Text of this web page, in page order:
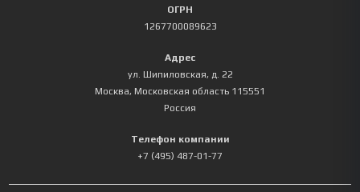
ОГРН
1267700089623
Адрес
ул. Шипиловская, д. 22
Москва, Московская область 115551
Россия
Телефон компании
+7 (495) 487-01-77